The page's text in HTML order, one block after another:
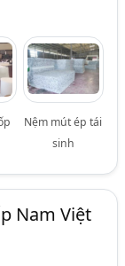
Nệm mút ép tái
sinh
Nam Việt